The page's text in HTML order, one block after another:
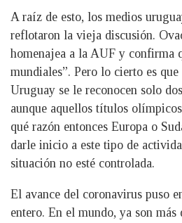
A raíz de esto, los medios
reflotaron la vieja discusión.
homenajea a la AUF y confirma
mundiales”. Pero lo cierto es
Uruguay se le reconocen solo
aunque aquellos títulos
qué razón entonces Europa o
darle inicio a este tipo de
situación no esté controlada.
El avance del coronavirus puso
entero. En el mundo, ya son